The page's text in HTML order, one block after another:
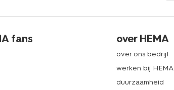
fans over HEMA
over ons bedrijf
werken bij HEMA
duurzaamheid